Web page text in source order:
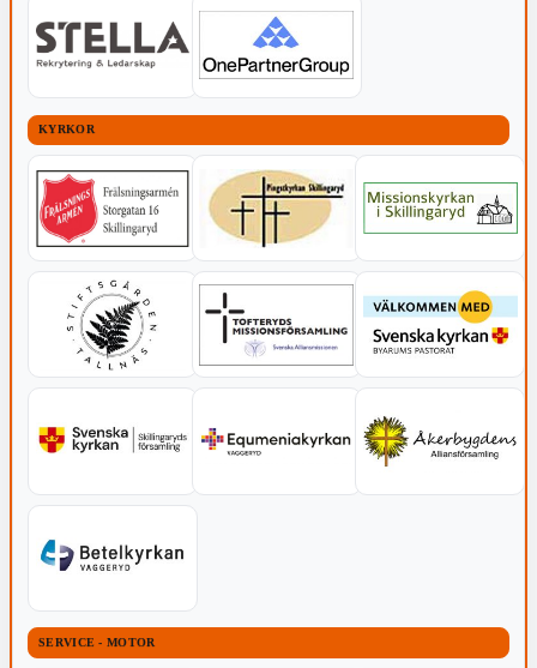
KYRKOR
SERVICE - MOTOR